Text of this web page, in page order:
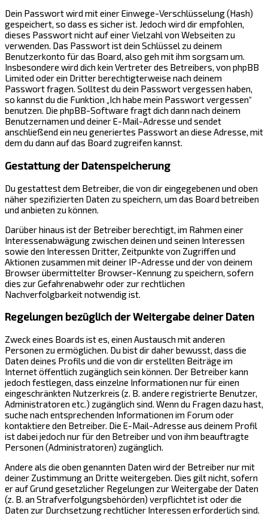
Dein Passwort wird mit einer Einwege-Verschlüsselung (Hash)
gespeichert, so dass es sicher ist. Jedoch wird dir empfohlen,
dieses Passwort nicht auf einer Vielzahl von Webseiten zu
verwenden. Das Passwort ist dein Schlüssel zu deinem
Benutzerkonto für das Board, also geh mit ihm sorgsam um.
Insbesondere wird dich kein Vertreter des Betreibers, von phpBB
Limited oder ein Dritter berechtigterweise nach deinem
Passwort fragen. Solltest du dein Passwort vergessen haben,
so kannst du die Funktion „Ich habe mein Passwort vergessen“
benutzen. Die phpBB-Software fragt dich dann nach deinem
Benutzernamen und deiner E-Mail-Adresse und sendet
anschließend ein neu generiertes Passwort an diese Adresse, mit
dem du dann auf das Board zugreifen kannst.
Gestattung der Datenspeicherung
Du gestattest dem Betreiber, die von dir eingegebenen und oben
näher spezifizierten Daten zu speichern, um das Board betreiben
und anbieten zu können.
Darüber hinaus ist der Betreiber berechtigt, im Rahmen einer
Interessenabwägung zwischen deinen und seinen Interessen
sowie den Interessen Dritter, Zeitpunkte von Zugriffen und
Aktionen zusammen mit deiner IP-Adresse und der von deinem
Browser übermittelter Browser-Kennung zu speichern, sofern
dies zur Gefahrenabwehr oder zur rechtlichen
Nachverfolgbarkeit notwendig ist.
Regelungen bezüglich der Weitergabe deiner Daten
Zweck eines Boards ist es, einen Austausch mit anderen
Personen zu ermöglichen. Du bist dir daher bewusst, dass die
Daten deines Profils und die von dir erstellten Beiträge im
Internet öffentlich zugänglich sein können. Der Betreiber kann
jedoch festlegen, dass einzelne Informationen nur für einen
eingeschränkten Nutzerkreis (z. B. andere registrierte Benutzer,
Administratoren etc.) zugänglich sind. Wenn du Fragen dazu hast,
suche nach entsprechenden Informationen im Forum oder
kontaktiere den Betreiber. Die E-Mail-Adresse aus deinem Profil
ist dabei jedoch nur für den Betreiber und von ihm beauftragte
Personen (Administratoren) zugänglich.
Andere als die oben genannten Daten wird der Betreiber nur mit
deiner Zustimmung an Dritte weitergeben. Dies gilt nicht, sofern
er auf Grund gesetzlicher Regelungen zur Weitergabe der Daten
(z. B. an Strafverfolgungsbehörden) verpflichtet ist oder die
Daten zur Durchsetzung rechtlicher Interessen erforderlich sind.